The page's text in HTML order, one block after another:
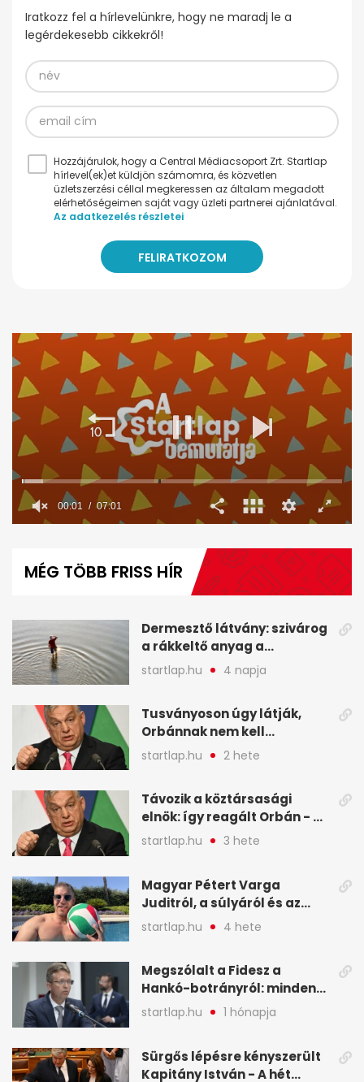
Iratkozz fel a hírlevelünkre, hogy ne maradj le a
legérdekesebb cikkekről!
Hozzájárulok, hogy a Central Médiacsoport Zrt. Startlap
hírlevel(ek)et küldjön számomra, és közvetlen
üzletszerzési céllal megkeressen az általam megadott
elérhetőségeimen saját vagy üzleti partnerei ajánlatával.
Az adatkezelés részletei
minutes,
00:02 07:01
MÉG TÖBB FRISS HÍR
Dermesztő látvány: szivárog
a rákkeltő anyag a
kiszáradó Dunába
Budapesten - A hét
képekben
startlap.hu 4 napja
Tusványoson úgy látják,
Orbánnak nem kell
változtatnia - A hét
legfontosabb hírei
startlap.hu 2 hete
Távozik a köztársasági
elnök: így reagált Orbán - A
hét legfontosabb hírei
képekben
startlap.hu 3 hete
Magyar Pétert Varga
Juditról, a súlyáról és az
alvásidejéről is faggatták a
Redditen, sok kérdésre sírva
A hét legfontosabb hírei
képekben
startlap.hu 4 hete
Megszólalt a Fidesz a
Hankó-botrányról: minden
forint jó helyre ment - A hét
legfontosabb hírei
startlap.hu 1 hónapja
Sürgős lépésre kényszerült
Kapitány István - A hét